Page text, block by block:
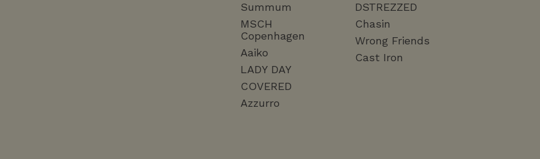
Summum
MSCH
Copenhagen
Aaiko
LADY DAY
COVERED
Azzurro
DSTREZZED
Chasin
Wrong Friends
Cast Iron